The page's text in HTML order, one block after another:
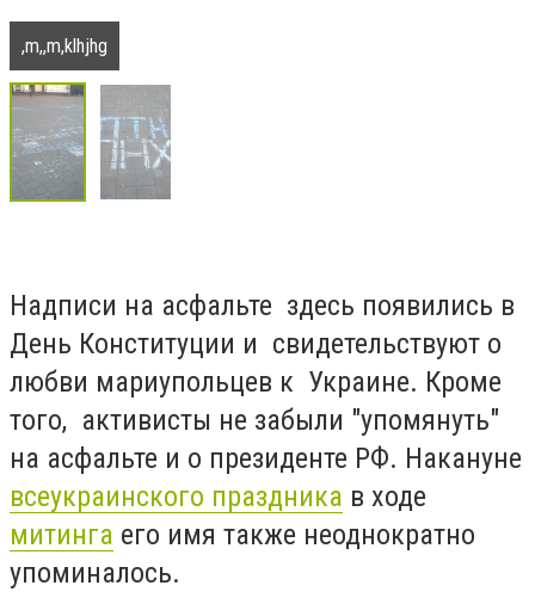
,m,,m,klhjhg
Надписи на асфальте здесь появились в
День Конституции и свидетельствуют о
любви мариупольцев к Украине. Кроме
того, активисты не забыли "упомянуть"
на асфальте и о президенте РФ. Накануне
всеукраинского праздника в ходе
митинга его имя также неоднократно
упоминалось.